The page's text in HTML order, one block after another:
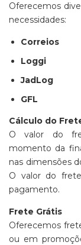
Oferecemos
necessidades:
Correios
Loggi
JadLog
GFL
Cálculo do
O valor do
momento da
nas dimensões
O valor do
pagamento.
Frete Grátis
Oferecemos
ou em